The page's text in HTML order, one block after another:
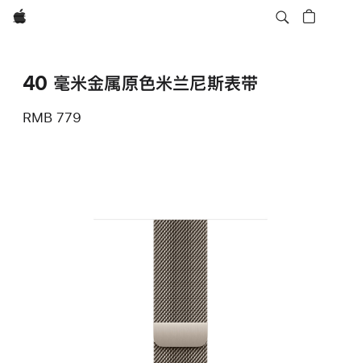
Apple
40 毫米金属原色米兰尼斯表带
RMB 779